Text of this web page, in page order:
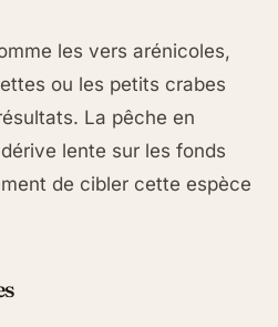
les vers arénicoles,
ou les petits crabes
La pêche en
lente sur les fonds
de cibler cette espèce